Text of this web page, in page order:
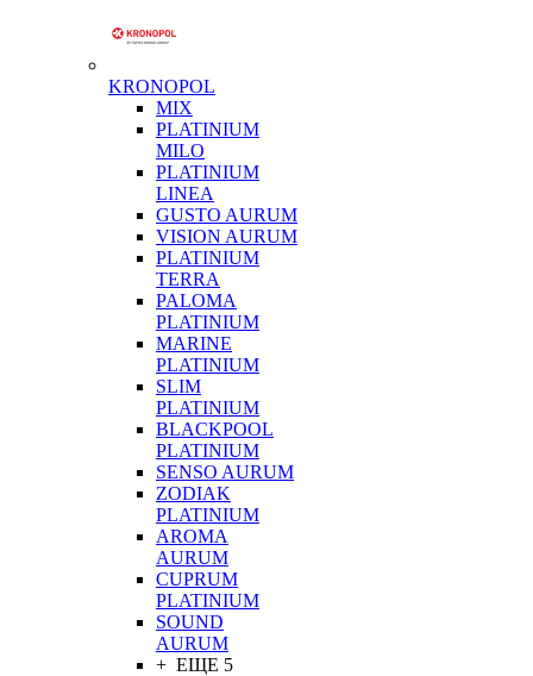
KRONOPOL
MIX
PLATINIUM
MILO
PLATINIUM
LINEA
GUSTO AURUM
VISION AURUM
PLATINIUM
TERRA
PALOMA
PLATINIUM
MARINE
PLATINIUM
SLIM
PLATINIUM
BLACKPOOL
PLATINIUM
SENSO AURUM
ZODIAK
PLATINIUM
AROMA
AURUM
CUPRUM
PLATINIUM
SOUND
AURUM
+ ЕЩЕ 5